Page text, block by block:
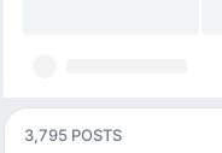
3,795 POSTS